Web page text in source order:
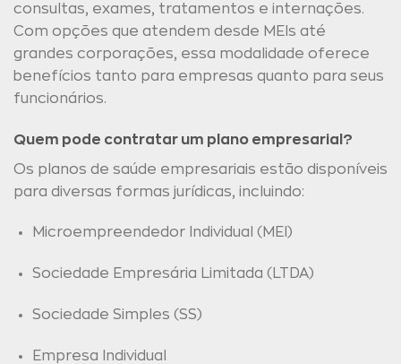
consultas, exames, tratamentos e internações.
Com opções que atendem desde MEIs até
grandes corporações, essa modalidade oferece
benefícios tanto para empresas quanto para seus
funcionários.
Quem pode contratar um plano empresarial?
Os planos de saúde empresariais estão disponíveis
para diversas formas jurídicas, incluindo:
Microempreendedor Individual (MEI)
Sociedade Empresária Limitada (LTDA)
Sociedade Simples (SS)
Empresa Individual